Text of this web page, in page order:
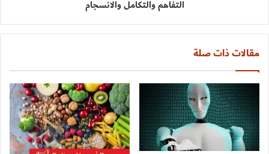
التفاهم والتكامل والانسجام
مقالات ذات صلة